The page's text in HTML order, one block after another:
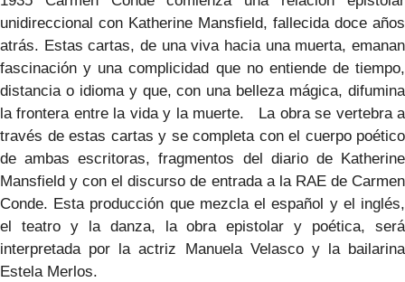
unidireccional con Katherine Mansfield, fallecida doce años
atrás. Estas cartas, de una viva hacia una muerta, emanan
fascinación y una complicidad que no entiende de tiempo,
distancia o idioma y que, con una belleza mágica, difumina
la frontera entre la vida y la muerte. La obra se vertebra a
través de estas cartas y se completa con el cuerpo poético
de ambas escritoras, fragmentos del diario de Katherine
Mansfield y con el discurso de entrada a la RAE de Carmen
Conde. Esta producción que mezcla el español y el inglés,
el teatro y la danza, la obra epistolar y poética, será
interpretada por la actriz Manuela Velasco y la bailarina
Estela Merlos.